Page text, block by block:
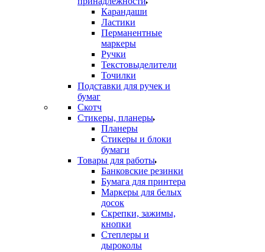
Карандаши
Ластики
Перманентные
маркеры
Ручки
Текстовыделители
Точилки
Подставки для ручек и
бумаг
Скотч
Стикеры, планеры
Планеры
Стикеры и блоки
бумаги
Товары для работы
Банковские резинки
Бумага для принтера
Маркеры для белых
досок
Скрепки, зажимы,
кнопки
Степлеры и
дыроколы